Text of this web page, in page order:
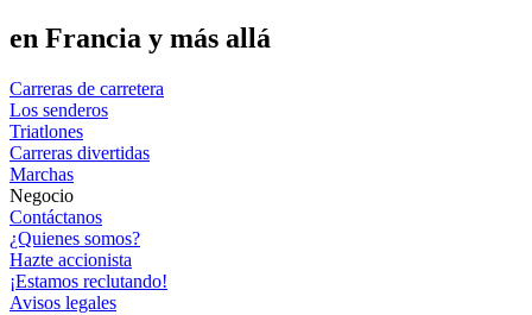
en Francia y más allá
Carreras de carretera
Los senderos
Triatlones
Carreras divertidas
Marchas
Negocio
Contáctanos
¿Quienes somos?
Hazte accionista
¡Estamos reclutando!
Avisos legales